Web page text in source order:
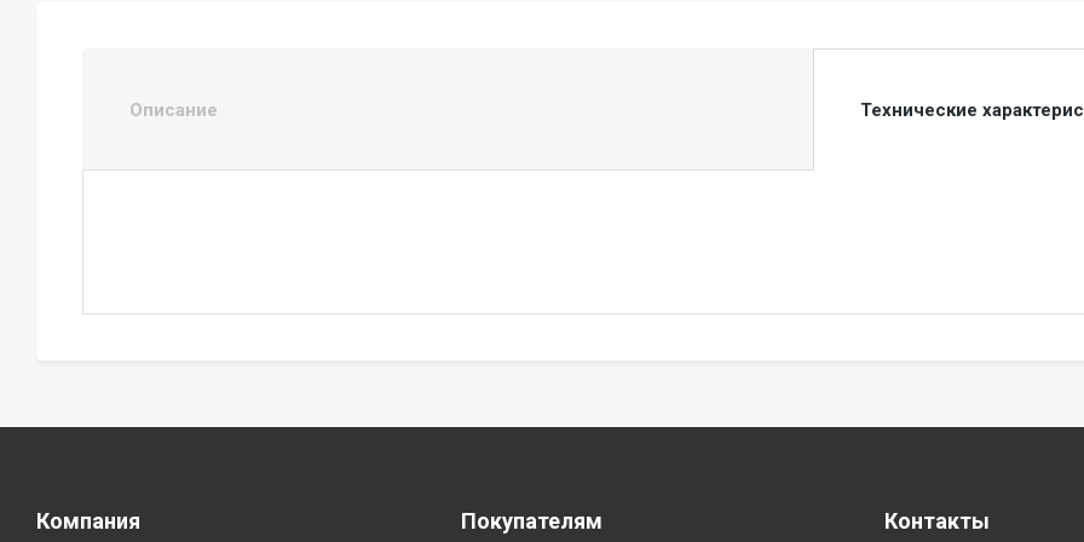
Описание Технические
Компания Покупателям Контакты